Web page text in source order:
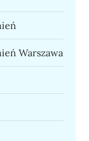
Warszawa